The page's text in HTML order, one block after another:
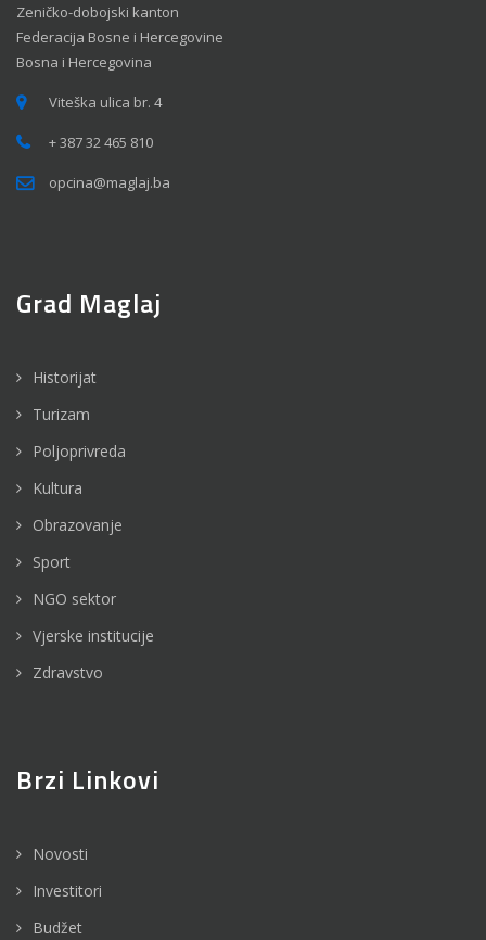
Zeničko-dobojski kanton
Federacija Bosne i Hercegovine
Bosna i Hercegovina
Viteška ulica br. 4
+ 387 32 465 810
opcina@maglaj.ba
Grad Maglaj
Historijat
Turizam
Poljoprivreda
Kultura
Obrazovanje
Sport
NGO sektor
Vjerske institucije
Zdravstvo
Brzi Linkovi
Novosti
Investitori
Budžet